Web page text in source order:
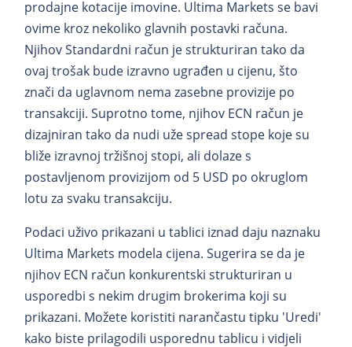
prodajne kotacije imovine. Ultima Markets se bavi
ovime kroz nekoliko glavnih postavki računa.
Njihov Standardni račun je strukturiran tako da
ovaj trošak bude izravno ugrađen u cijenu, što
znači da uglavnom nema zasebne provizije po
transakciji. Suprotno tome, njihov ECN račun je
dizajniran tako da nudi uže spread stope koje su
bliže izravnoj tržišnoj stopi, ali dolaze s
postavljenom provizijom od 5 USD po okruglom
lotu za svaku transakciju.
Podaci uživo prikazani u tablici iznad daju naznaku
Ultima Markets modela cijena. Sugerira se da je
njihov ECN račun konkurentski strukturiran u
usporedbi s nekim drugim brokerima koji su
prikazani. Možete koristiti narančastu tipku 'Uredi'
kako biste prilagodili usporednu tablicu i vidjeli